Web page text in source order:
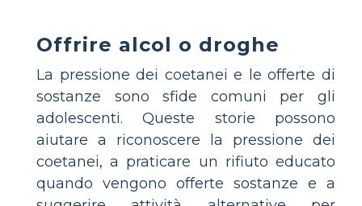
Offrire alcol o droghe
La pressione dei coetanei e le offerte di
sostanze sono sfide comuni per gli
adolescenti. Queste storie possono
aiutare a riconoscere la pressione dei
coetanei, a praticare un rifiuto educato
quando vengono offerte sostanze e a